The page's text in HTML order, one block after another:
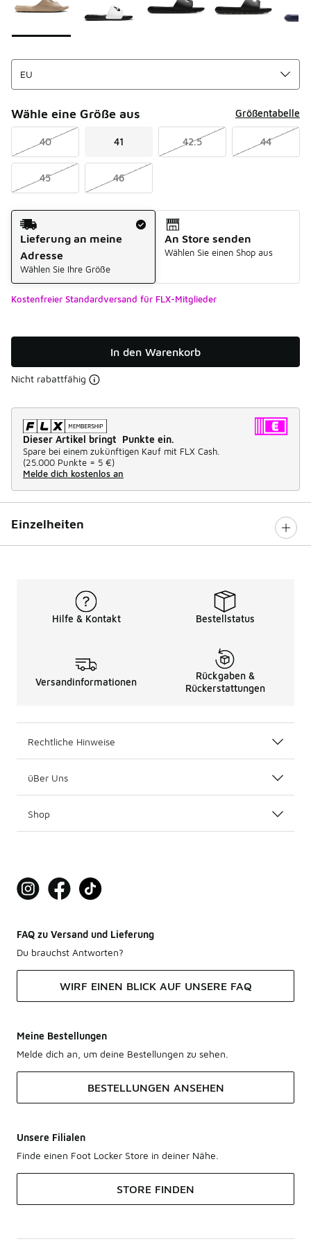
Wähle eine Größe aus Größentabelle
40 41 42.5 44
45 46
Versandart
Lieferung an meine
Adresse
Wählen Sie Ihre Größe
An Store senden
Wählen Sie einen Shop aus
Kostenfreier Standardversand für FLX-Mitglieder
In den Warenkorb
Nicht rabattfähig
Dieser Artikel bringt Punkte ein.
Spare bei einem zukünftigen Kauf mit FLX Cash.
(25.000 Punkte = 5 €)
Melde dich kostenlos an
Einzelheiten
Hilfe & Kontakt Bestellstatus
Versandinformationen
Rückgaben &
Rückerstattungen
Rechtliche Hinweise
üBer Uns
Shop
FAQ zu Versand und Lieferung
Du brauchst Antworten?
WIRF EINEN BLICK AUF UNSERE FAQ
Meine Bestellungen
Melde dich an, um deine Bestellungen zu sehen.
BESTELLUNGEN ANSEHEN
Unsere Filialen
Finde einen Foot Locker Store in deiner Nähe.
STORE FINDEN